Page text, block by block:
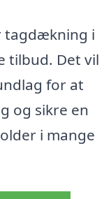
tagdækning i
tilbud. Det vil
for at
og sikre en
i mange